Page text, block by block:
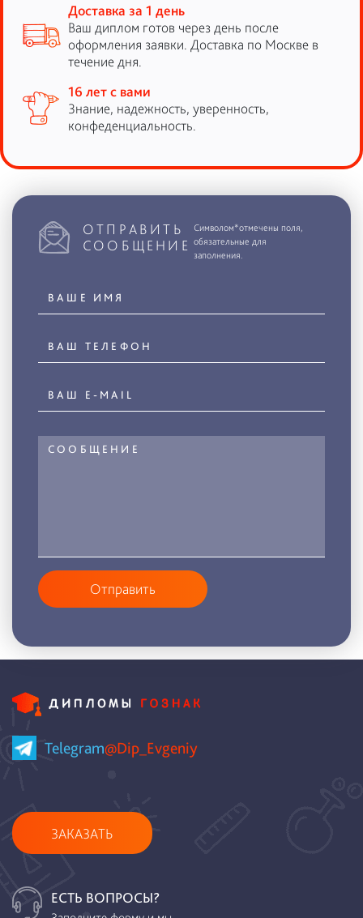
Доставка за 1 день
Ваш диплом готов через день после
оформления заявки. Доставка по Москве в
течение дня.
16 лет с вами
Знание, надежность, уверенность,
конфеденциальность.
ОТПРАВИТЬ
СООБЩЕНИЕ
Символом*отмечены поля,
обязательные для
заполнения.
Отправить
Telegram@Dip_Evgeniy
ЗАКАЗАТЬ
ЕСТЬ ВОПРОСЫ?